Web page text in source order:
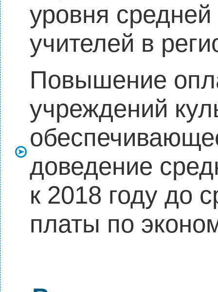
уровня
учителей в
Повышение
учреждений
доведение
к 2018 году до
платы по